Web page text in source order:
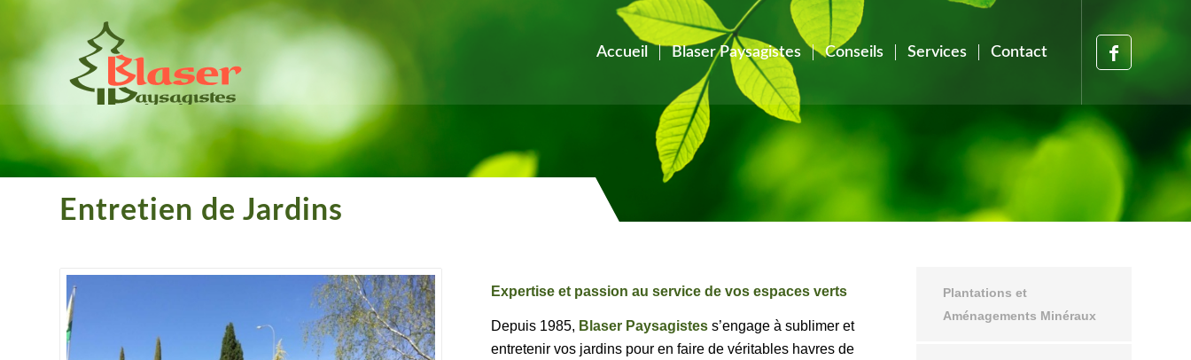
Accueil Blaser Paysagistes Conseils Services Contact
Entretien de Jardins
Expertise et passion au service de vos espaces verts
Depuis 1985, Blaser Paysagistes s’engage à sublimer et
entretenir vos jardins pour en faire de véritables havres de
Plantations et
Aménagements Minéraux